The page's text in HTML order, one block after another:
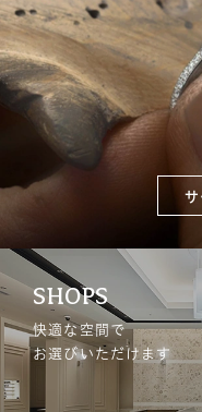
SHOPS
快適な空間で
お選びいただけます